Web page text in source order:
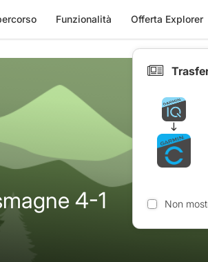
Funzionalità Offerta Explorer
4-1 Non